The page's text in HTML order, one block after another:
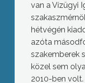
van a Vízügyi
hétvégén
azóta
szakemberek
közel sem
2010-ben volt.